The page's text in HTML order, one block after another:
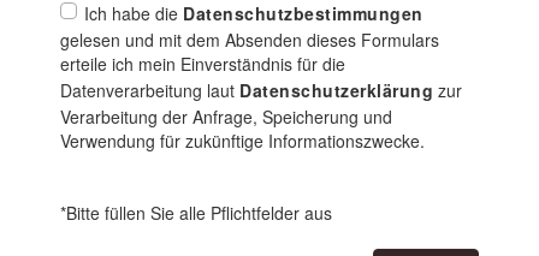
Ich habe die Datenschutzbestimmungen
gelesen und mit dem Absenden dieses Formulars
erteile ich mein Einverständnis für die
Datenverarbeitung laut Datenschutzerklärung zur
Verarbeitung der Anfrage, Speicherung und
Verwendung für zukünftige Informationszwecke.
*Bitte füllen Sie alle Pflichtfelder aus